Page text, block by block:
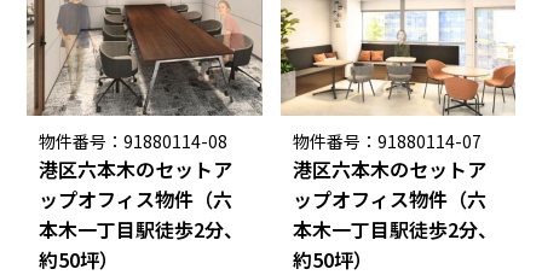
物件番号：91880114-08
港区六本木のセットア
ップオフィス物件（六
本木一丁目駅徒歩2分、
約50坪）
物件番号：91880114-07
港区六本木のセットア
ップオフィス物件（六
本木一丁目駅徒歩2分、
約50坪）